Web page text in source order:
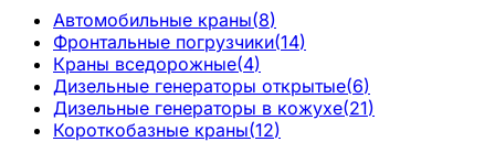
Автомобильные краны(8)
Фронтальные погрузчики(14)
Краны вседорожные(4)
Дизельные генераторы открытые(6)
Дизельные генераторы в кожухе(21)
Короткобазные краны(12)